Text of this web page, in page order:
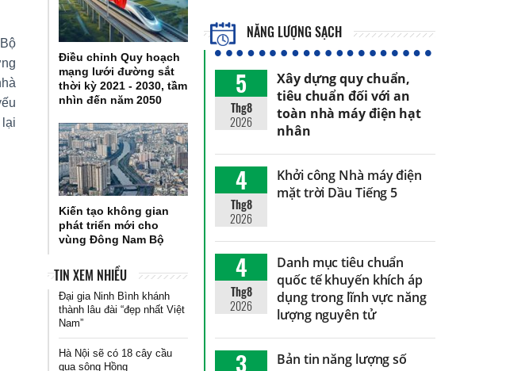
lại
Điều chỉnh Quy hoạch
mạng lưới đường sắt
thời kỳ 2021 - 2030, tầm
nhìn đến năm 2050
Kiến tạo không gian
phát triển mới cho
vùng Đông Nam Bộ
TIN XEM NHIỀU
Đại gia Ninh Bình khánh
thành lâu đài “đẹp nhất Việt
Nam”
Hà Nội sẽ có 18 cây cầu
qua sông Hồng
NĂNG LƯỢNG SẠCH
5
Thg8
2026
Xây dựng quy chuẩn,
tiêu chuẩn đối với an
toàn nhà máy điện hạt
nhân
4
Thg8
2026
Khởi công Nhà máy điện
mặt trời Dầu Tiếng 5
4
Thg8
2026
Danh mục tiêu chuẩn
quốc tế khuyến khích áp
dụng trong lĩnh vực năng
lượng nguyên tử
3
Bản tin năng lượng số